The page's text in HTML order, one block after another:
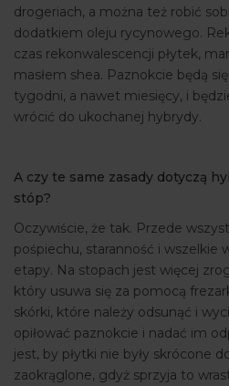
drogeriach, a można też robić
dodatkiem oleju rycynowego.
czas rekonwalescencji płytek,
masłem shea. Paznokcie będą
tygodni, a nawet miesięcy, i
wrócić do ukochanej hybrydy.
A czy te same zasady dotyczą
stóp?
Oczywiście, że tak. Przede
pośpiechu, staranność i wszelkie
etapy. Na stopach jest więcej
który usuwa się za pomocą
skórki, które należy odsunąć i
opiłować paznokcie i nadać im
jest, by płytki nie były skrócone
zaokrąglone, gdyż sprzyja to